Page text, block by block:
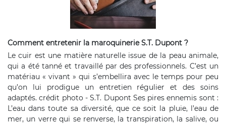
Comment entretenir la maroquinerie S.T. Dupont ?
Le cuir est une matière naturelle issue de la peau animale,
qui a été tanné et travaillé par des professionnels. C’est un
matériau « vivant » qui s’embellira avec le temps pour peu
qu’on lui prodigue un entretien régulier et des soins
adaptés. crédit photo - S.T. Dupont Ses pires ennemis sont :
L’eau dans toute sa diversité, que ce soit la pluie, l’eau de
mer, un verre qui se renverse, la transpiration, la salive, ou